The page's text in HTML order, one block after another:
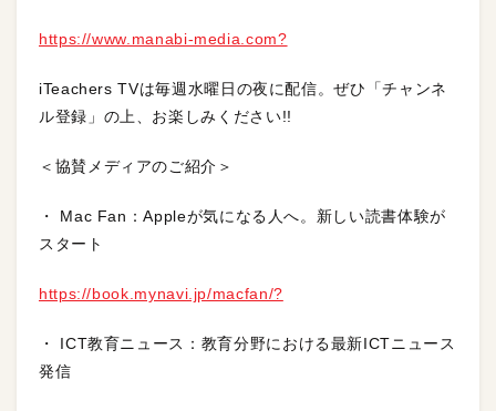
https://www.manabi-media.com?
iTeachers TVは毎週水曜日の夜に配信。ぜひ「チャンネ
ル登録」の上、お楽しみください!!
＜協賛メディアのご紹介＞
・ Mac Fan：Appleが気になる人へ。新しい読書体験が
スタート
https://book.mynavi.jp/macfan/?
・ ICT教育ニュース：教育分野における最新ICTニュース
発信